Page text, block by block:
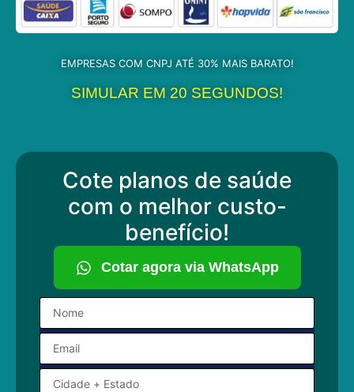
EMPRESAS COM CNPJ ATÉ 30% MAIS BARATO!
SIMULAR EM 20 SEGUNDOS!
Cote planos de saúde
com o melhor custo-
benefício!
Cotar agora via WhatsApp